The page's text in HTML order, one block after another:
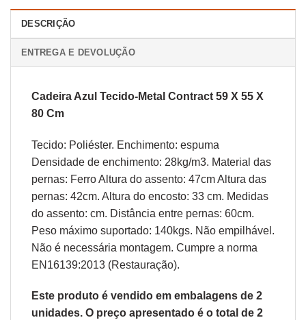
DESCRIÇÃO
ENTREGA E DEVOLUÇÃO
Cadeira Azul Tecido-Metal Contract 59 X 55 X
80 Cm
Tecido: Poliéster. Enchimento: espuma
Densidade de enchimento: 28kg/m3. Material das
pernas: Ferro Altura do assento: 47cm Altura das
pernas: 42cm. Altura do encosto: 33 cm. Medidas
do assento: cm. Distância entre pernas: 60cm.
Peso máximo suportado: 140kgs. Não empilhável.
Não é necessária montagem. Cumpre a norma
EN16139:2013 (Restauração).
Este produto é vendido em embalagens de 2
unidades. O preço apresentado é o total de 2